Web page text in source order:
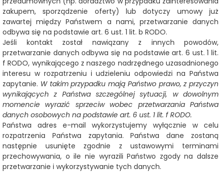
zakupem, sporządzenie oferty) lub dotyczy umowy już
zawartej między Państwem a nami, przetwarzanie danych
odbywa się na podstawie art. 6 ust. 1 lit. b RODO.
Jeśli kontakt został nawiązany z innych powodów,
przetwarzanie danych odbywa się na podstawie art. 6 ust. 1 lit.
f RODO, wynikającego z naszego nadrzędnego uzasadnionego
interesu w rozpatrzeniu i udzieleniu odpowiedzi na Państwa
zapytanie. W takim przypadku mają Państwo prawo, z przyczyn
wynikających z Państwa szczególnej sytuacji, w dowolnym
momencie wyrazić sprzeciw wobec przetwarzania Państwa
danych osobowych na podstawie art. 6 ust. 1 lit. f RODO.
Państwa adres e-mail wykorzystujemy wyłącznie w celu
rozpatrzenia Państwa zapytania. Państwa dane zostaną
następnie usunięte zgodnie z ustawowymi terminami
przechowywania, o ile nie wyrazili Państwo zgody na dalsze
przetwarzanie i wykorzystywanie tych danych.